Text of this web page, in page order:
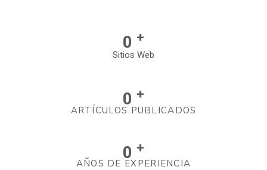
0 +
Sitios Web
0 +
ARTÍCULOS PUBLICADOS
0 +
AÑOS DE EXPERIENCIA